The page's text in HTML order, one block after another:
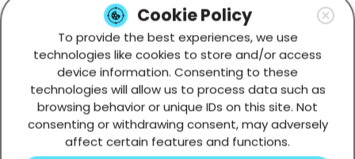
Cookie Policy
To provide the best experiences, we use
technologies like cookies to store and/or access
device information. Consenting to these
technologies will allow us to process data such as
browsing behavior or unique IDs on this site. Not
consenting or withdrawing consent, may adversely
affect certain features and functions.